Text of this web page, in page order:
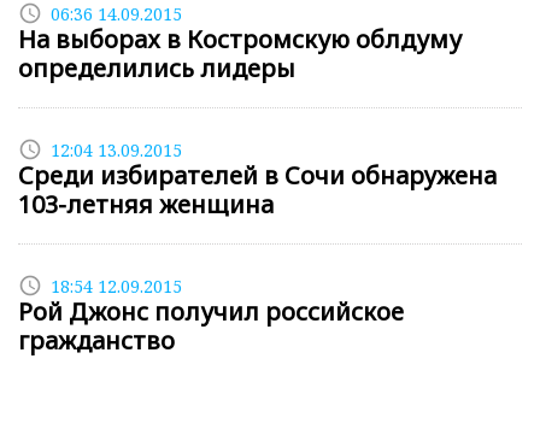
access_time 06:36 14.09.2015
На выборах в Костромскую облдуму
определились лидеры
access_time 12:04 13.09.2015
Среди избирателей в Сочи обнаружена
103-летняя женщина
access_time 18:54 12.09.2015
Рой Джонс получил российское
гражданство